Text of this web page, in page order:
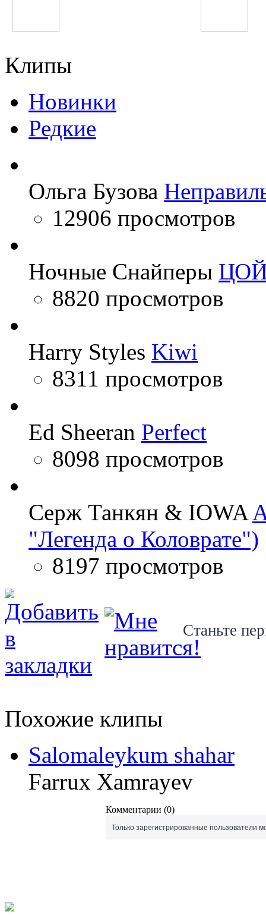
Клипы
Новинки
Редкие
Ольга Бузова
12906 просмотров
Ночные Снайперы
8820 просмотров
Harry Styles Kiwi
8311 просмотров
Ed Sheeran Perfect
8098 просмотров
Серж Танкян & IOWA
"Легенда о Коловрате")
8197 просмотров
Станьте
Похожие клипы
Salomaleykum shahar
Farrux Xamrayev
Комментарии (0)
Только зарегистрированные пользователи